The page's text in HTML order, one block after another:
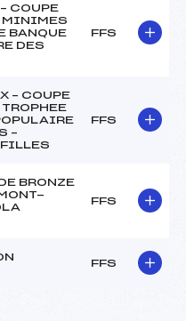
COUPE
MINIMES
BANQUE
DES
FFS
– COUPE
TROPHEE
–
FFS
BRONZE
FFS
FFS